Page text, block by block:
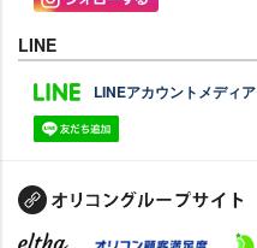
LINE
LINEアカウントメディア